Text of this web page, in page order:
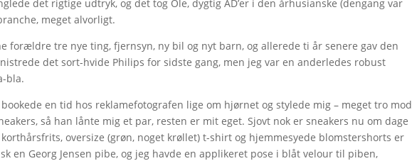
det rigtige udtryk, og det tog Ole, dygtig AD’er i den århusianske (dengang var
meget alvorligt.
forældre tre nye ting, fjernsyn, ny bil og nyt barn, og allerede ti år senere gav den
det sort-hvide Philips for sidste gang, men jeg var en anderledes robust
bla.
en tid hos reklamefotografen lige om hjørnet og stylede mig – meget tro mod
så han lånte mig et par, resten er mit eget. Sjovt nok er sneakers nu om dage
oversize (grøn, noget krøllet) t-shirt og hjemmesyede blomstershorts er
en Georg Jensen pibe, og jeg havde en applikeret pose i blåt velour til piben,